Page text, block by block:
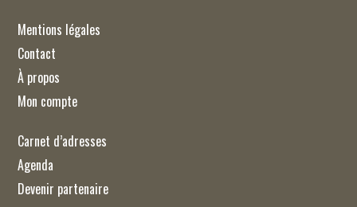
Mentions légales
Contact
À propos
Mon compte
Carnet d’adresses
Agenda
Devenir partenaire